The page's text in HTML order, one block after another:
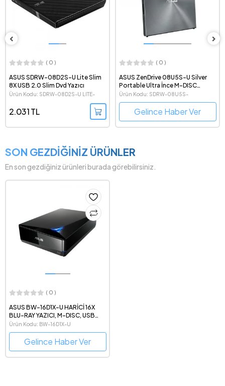
( 0 )
ASUS SDRW-08D2S-U Lite Slim
8X USB 2.0 Slim Dvd Yazıcı
Ürün Kodu: SDRW-08D2S-U LITE-
2.031 TL
( 0 )
ASUS ZenDrive 08U5S-U Silver
Portable Ultra İnce M-DISC
Destekli USB Type-C 8x DVD-RW
Gümüş Renk Optik Sürücü
Ürün Kodu: SDRW-08U5S-
U/SILVER/ASUS
Gelince Haber Ver
SON GEZDİĞİNİZ ÜRÜNLER
En son gezdiğiniz ürünleri burada görebilirsiniz.
( 0 )
ASUS BW-16D1X-U HARİCİ 16X
BLU-RAY YAZICI, M-DISC, USB
3.0, Siyah
Ürün Kodu: BW-16D1X-U
Gelince Haber Ver